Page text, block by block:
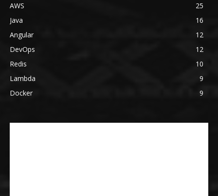
AWS
25
Java
16
Angular
12
DevOps
12
Redis
10
Lambda
9
Docker
9